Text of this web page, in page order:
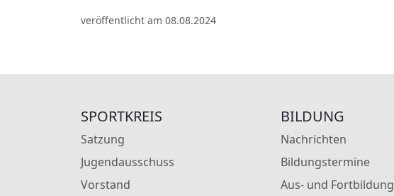
veröffentlicht am 08.08.2024
SPORTKREIS
Satzung
Jugendausschuss
Vorstand
BILDUNG
Nachrichten
Bildungstermine
Aus- und Fortbildung